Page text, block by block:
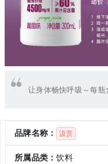
让身体畅快呼吸～每
品牌名称： 汲赏
所属品类：饮料